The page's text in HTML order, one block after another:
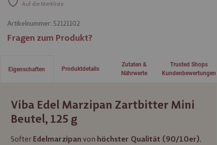
Auf die Merkliste
Artikelnummer: 52121102
Fragen zum Produkt?
Eigenschaften
Viba Edel Marzipan Zartbitter Mini
Beutel, 125 g
Softer Edelmarzipan von höchster Qualität (90/10er),
Produktdetails
Zutaten &
Nährwerte
Trusted Shops
Kundenbewertungen